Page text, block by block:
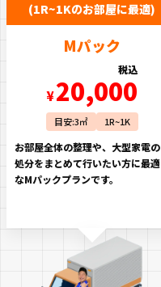
(1R~1Kのお部屋に最適)
Mパック
税込
¥20,000
目安:3㎡ 1R~1K
お部屋全体の整理や、大型家電の
処分をまとめて行いたい方に最適
なMパックプランです。